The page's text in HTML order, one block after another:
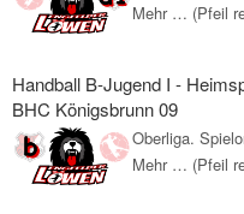
Mehr … (Pfeil
Handball B-Jugend I -
BHC Königsbrunn 09
Oberliga.
Mehr … (Pfeil